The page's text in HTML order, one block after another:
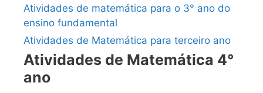
Atividades de matemática para o 3° ano do
ensino fundamental
Atividades de Matemática para terceiro ano
Atividades de Matemática 4°
ano